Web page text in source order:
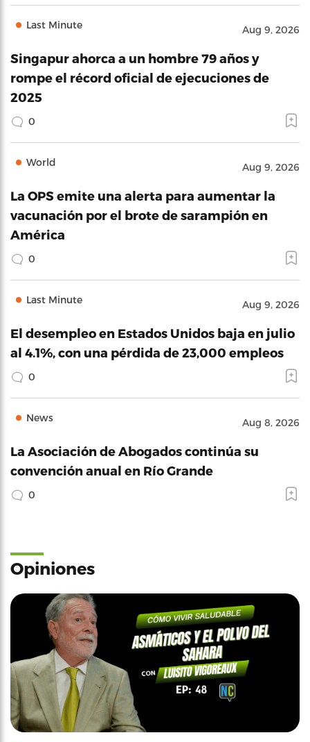
Last Minute Aug 9, 2026
Singapur ahorca a un hombre 79 años y
rompe el récord oficial de ejecuciones de
2025
0
World Aug 9, 2026
La OPS emite una alerta para aumentar la
vacunación por el brote de sarampión en
América
0
Last Minute Aug 9, 2026
El desempleo en Estados Unidos baja en julio
al 4.1%, con una pérdida de 23,000 empleos
0
News Aug 8, 2026
La Asociación de Abogados continúa su
convención anual en Río Grande
0
Opiniones